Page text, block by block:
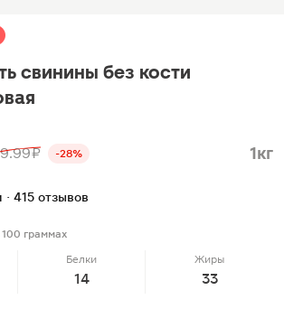
свинины без кости
₽ -28% 1кг
415 отзывов
граммах
Белки
14
Жиры
33